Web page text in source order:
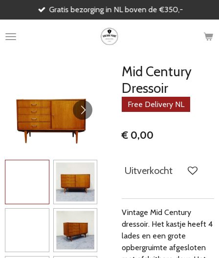
direct
naar
Gratis bezorging in NL boven de €350,-
Mid Century
Dressoir
Free Delivery NL
€ 0,00
Uitverkocht
Vintage Mid Century
dressoir. Het kastje heeft 4
lades en een grote
opbergruimte afgesloten